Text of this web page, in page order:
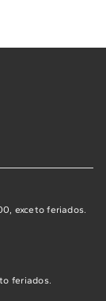
exceto feriados.
feriados.